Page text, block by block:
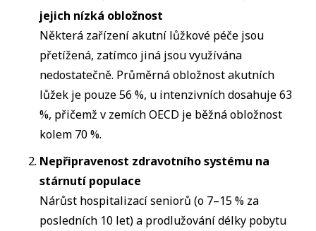
jejich nízká obložnost
Některá zařízení akutní lůžkové péče jsou
přetížená, zatímco jiná jsou využívána
nedostatečně. Průměrná obložnost akutních
lůžek je pouze 56 %, u intenzivních dosahuje 63
%, přičemž v zemích OECD je běžná obložnost
kolem 70 %.
Nepřipravenost zdravotního systému na
stárnutí populace
Nárůst hospitalizací seniorů (o 7–15 % za
posledních 10 let) a prodlužování délky pobytu